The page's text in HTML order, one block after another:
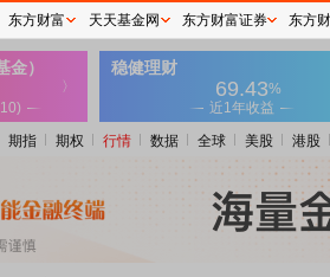
期指 期权 行情 数据 全球 美股 港股
东方财富 天天基金网 东方财富证券 东方